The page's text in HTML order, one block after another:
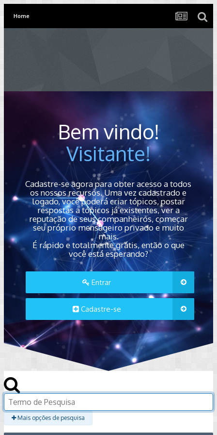
Home
Bem vindo!
Visitante!
Cadastre-se agora para obter acesso a todos
os nossos recursos. Uma vez cadastrado e
logado, você poderá criar tópicos, postar
respostas a tópicos já existentes, ver a
reputação de seus companheiros, começar
seu próprio mensageiro privado e muito
mais.
É rápido e totalmente grátis, então o que
você está esperando?
Entrar
Cadastre-se
Mais opções de pesquisa